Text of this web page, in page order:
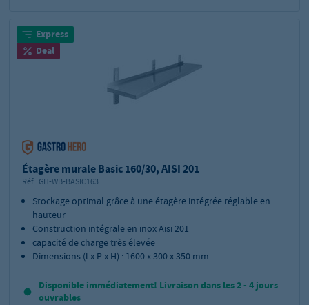
Express
Deal
Étagère murale Basic 160/30, AISI 201
Réf.: GH-WB-BASIC163
Stockage optimal grâce à une étagère intégrée réglable en
hauteur
Construction intégrale en inox Aisi 201
capacité de charge très élevée
Dimensions (l x P x H) : 1600 x 300 x 350 mm
Disponible immédiatement! Livraison dans les 2 - 4 jours
ouvrables